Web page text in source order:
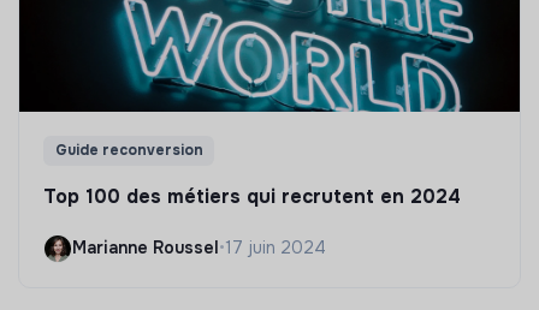
Guide reconversion
Top 100 des métiers qui recrutent en 2024
Marianne Roussel•17 juin 2024